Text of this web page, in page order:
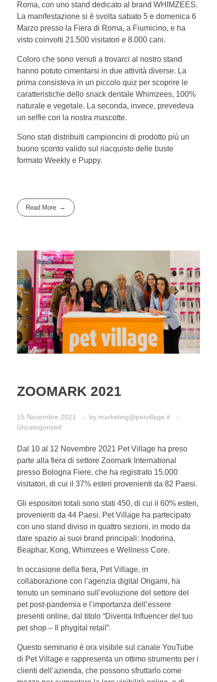
Roma, con uno stand dedicato al brand WHIMZEES.
La manifestazione si è svolta sabato 5 e domenica 6
Marzo presso la Fiera di Roma, a Fiumicino, e ha
visto coinvolti 21.500 visitatori e 8.000 cani.
Coloro che sono venuti a trovarci al nostro stand
hanno potuto cimentarsi in due attività diverse. La
prima consisteva in un piccolo quiz per scoprire le
caratteristiche dello snack dentale Whimzees, 100%
naturale e vegetale. La seconda, invece, prevedeva
un selfie con la nostra mascotte.
Sono stati distribuiti campioncini di prodotto più un
buono sconto valido sul riacquisto delle buste
formato Weekly e Puppy.
Read More
ZOOMARK 2021
15 Novembre 2021 by marketing@petvillage.it
Uncategorized
Dal 10 al 12 Novembre 2021 Pet Village ha preso
parte alla fiera di settore Zoomark International
presso Bologna Fiere, che ha registrato 15.000
visitatori, di cui il 37% esteri provenienti da 82 Paesi.
Gli espositori totali sono stati 450, di cui il 60% esteri,
provenienti da 44 Paesi. Pet Village ha partecipato
con uno stand diviso in quattro sezioni, in modo da
dare spazio ai suoi brand principali: Inodorina,
Beaphar, Kong, Whimzees e Wellness Core.
In occasione della fiera, Pet Village, in
collaborazione con l’agenzia digital Origami, ha
tenuto un seminario sull’evoluzione del settore del
pet post-pandemia e l’importanza dell’essere
presenti online, dal titolo “Diventa Influencer del tuo
pet shop – Il phygital retail”.
Questo seminario è ora visibile sul canale YouTube
di Pet Village e rappresenta un ottimo strumento per i
clienti dell’azienda, che possono sfruttarlo come